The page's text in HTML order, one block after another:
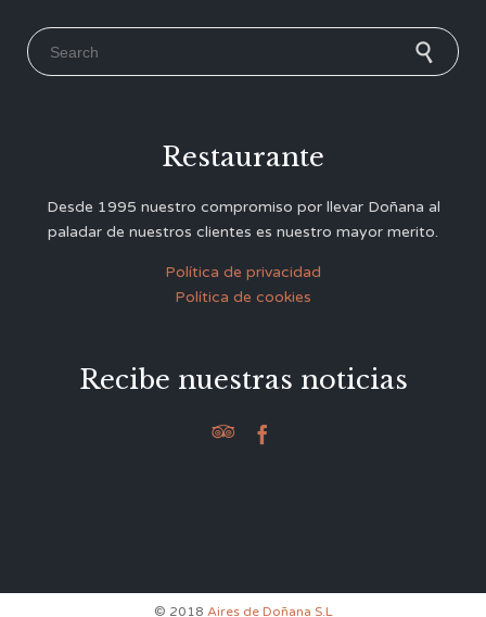
Search for:
Restaurante
Desde 1995 nuestro compromiso por llevar Doñana al
paladar de nuestros clientes es nuestro mayor merito.
Política de privacidad
Política de cookies
Recibe nuestras noticias
 
© 2018 Aires de Doñana S.L